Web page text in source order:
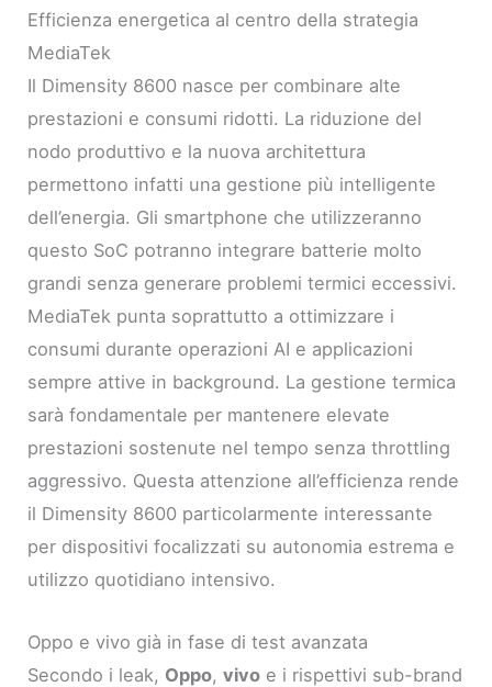
Efficienza energetica al centro della strategia
MediaTek
Il Dimensity 8600 nasce per combinare alte
prestazioni e consumi ridotti. La riduzione del
nodo produttivo e la nuova architettura
permettono infatti una gestione più intelligente
dell’energia. Gli smartphone che utilizzeranno
questo SoC potranno integrare batterie molto
grandi senza generare problemi termici eccessivi.
MediaTek punta soprattutto a ottimizzare i
consumi durante operazioni AI e applicazioni
sempre attive in background. La gestione termica
sarà fondamentale per mantenere elevate
prestazioni sostenute nel tempo senza throttling
aggressivo. Questa attenzione all’efficienza rende
il Dimensity 8600 particolarmente interessante
per dispositivi focalizzati su autonomia estrema e
utilizzo quotidiano intensivo.
Oppo e vivo già in fase di test avanzata
Secondo i leak, Oppo,vivo e i rispettivi sub-brand